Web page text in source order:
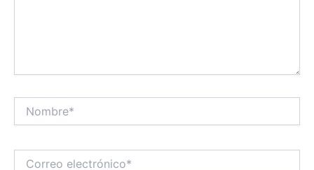
Correo